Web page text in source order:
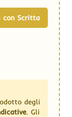
con Scritta
degli
. Gli